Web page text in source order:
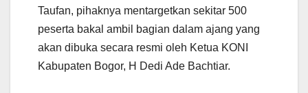
Taufan, pihaknya mentargetkan sekitar 500
peserta bakal ambil bagian dalam ajang yang
akan dibuka secara resmi oleh Ketua KONI
Kabupaten Bogor, H Dedi Ade Bachtiar.